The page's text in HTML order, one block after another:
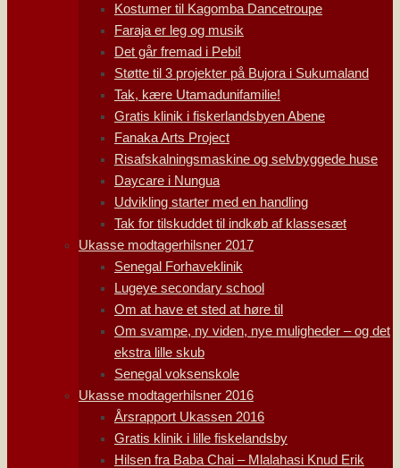
Kostumer til Kagomba Dancetroupe
Faraja er leg og musik
Det går fremad i Pebi!
Støtte til 3 projekter på Bujora i Sukumaland
Tak, kære Utamadunifamilie!
Gratis klinik i fiskerlandsbyen Abene
Fanaka Arts Project
Risafskalningsmaskine og selvbyggede huse
Daycare i Nungua
Udvikling starter med en handling
Tak for tilskuddet til indkøb af klassesæt
Ukasse modtagerhilsner 2017
Senegal Forhaveklinik
Lugeye secondary school
Om at have et sted at høre til
Om svampe, ny viden, nye muligheder – og det
ekstra lille skub
Senegal voksenskole
Ukasse modtagerhilsner 2016
Årsrapport Ukassen 2016
Gratis klinik i lille fiskelandsby
Hilsen fra Baba Chai – Mlalahasi Knud Erik